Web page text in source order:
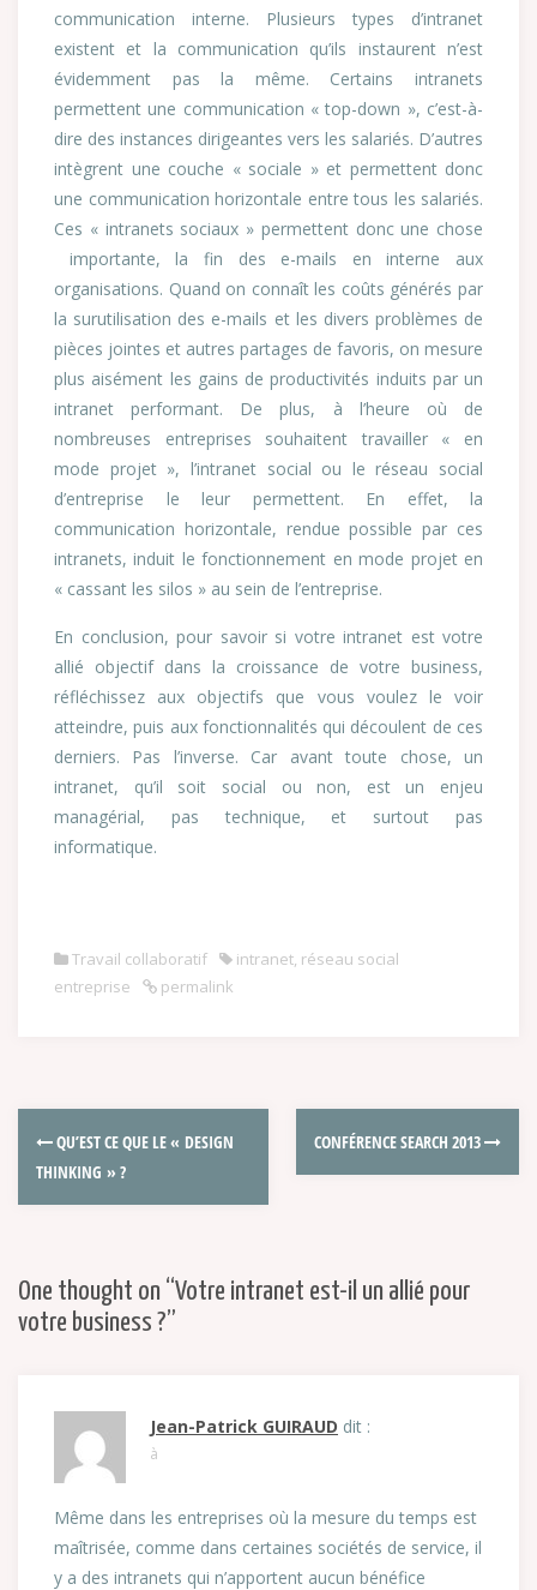
communication interne. Plusieurs types d’intranet
existent et la communication qu’ils instaurent n’est
évidemment pas la même. Certains intranets
permettent une communication « top-down », c’est-à-
dire des instances dirigeantes vers les salariés. D’autres
intègrent une couche « sociale » et permettent donc
une communication horizontale entre tous les salariés.
Ces « intranets sociaux » permettent donc une chose
importante, la fin des e-mails en interne aux
organisations. Quand on connaît les coûts générés par
la surutilisation des e-mails et les divers problèmes de
pièces jointes et autres partages de favoris, on mesure
plus aisément les gains de productivités induits par un
intranet performant. De plus, à l’heure où de
nombreuses entreprises souhaitent travailler « en
mode projet », l’intranet social ou le réseau social
d’entreprise le leur permettent. En effet, la
communication horizontale, rendue possible par ces
intranets, induit le fonctionnement en mode projet en
« cassant les silos » au sein de l’entreprise.
En conclusion, pour savoir si votre intranet est votre
allié objectif dans la croissance de votre business,
réfléchissez aux objectifs que vous voulez le voir
atteindre, puis aux fonctionnalités qui découlent de ces
derniers. Pas l’inverse. Car avant toute chose, un
intranet, qu’il soit social ou non, est un enjeu
managérial, pas technique, et surtout pas
informatique.
Travail collaboratif intranet, réseau social
entreprise
permalink
QU’EST CE QUE LE « DESIGN
THINKING » ?
CONFÉRENCE SEARCH 2013
One thought on “Votre intranet est-il un allié pour
votre business ?”
Jean-Patrick GUIRAUD dit :
à
Même dans les entreprises où la mesure du temps est
maîtrisée, comme dans certaines sociétés de service, il
y a des intranets qui n’apportent aucun bénéfice